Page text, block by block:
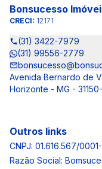
Bonsucesso
CRECI: 12171
(31) 3422-7979
(31) 99556-2779
Avenida Bernardo de
Horizonte - MG -
Outros links
CNPJ: 01.616.567/
Razão Social: